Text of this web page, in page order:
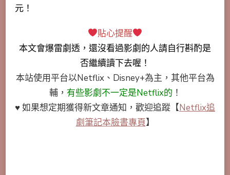
元！
貼心提醒
本文會爆雷劇透 ，還沒看過影劇的人請自行斟酌是
否繼續讀下去喔！
本站使用平台以Netflix、Disney+為主，其他平台為
輔， 有些影劇不一定是Netflix的 ！
♥ 如果想定期獲得新文章通知，歡迎追蹤 【Netflix追
劇筆記本臉書專頁】